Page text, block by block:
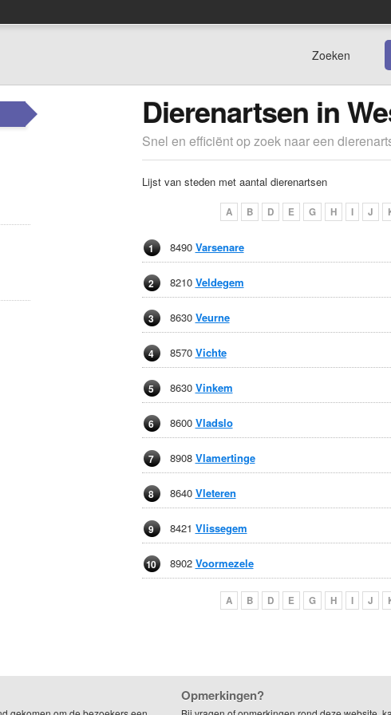
Zoeken
Dierenartsen in
Snel en efficiënt op zoek naar een
Lijst van steden met aantal dierenartsen
A B D E G H I J
1 8490 Varsenare
2 8210 Veldegem
3 8630 Veurne
4 8570 Vichte
5 8630 Vinkem
6 8600 Vladslo
7 8908 Vlamertinge
8 8640 Vleteren
9 8421 Vlissegem
10 8902 Voormezele
A B D E G H I J
Opmerkingen?